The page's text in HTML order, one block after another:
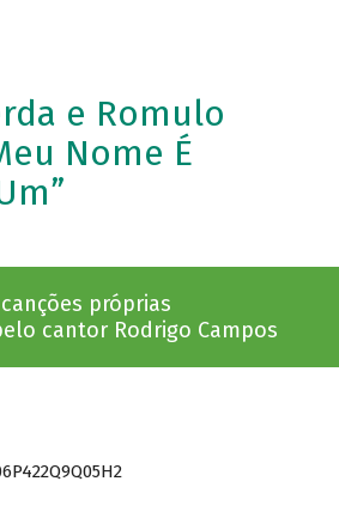
e Romulo
Nome É
próprias
cantor Rodrigo Campos